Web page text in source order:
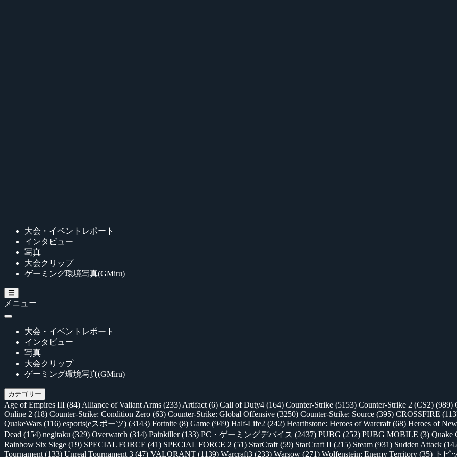
大会・イベントレポート
インタビュー
写真
大会クリップ
ゲーミング環境写真(GMiru)
メニュー
大会・イベントレポート
インタビュー
写真
大会クリップ
ゲーミング環境写真(GMiru)
カテゴリー
Age of Empires III (84) Alliance of Valiant Arms (233) Artifact (6) Call of Duty4 (164) Counter-Strike (5153) Counter-Strike 2 (CS2) (989)
Online 2 (18) Counter-Strike: Condition Zero (63) Counter-Strike: Global Offensive (3250) Counter-Strike: Source (395) CROSSFIRE
QuakeWars (116) esports(eスポーツ) (3143) Fortnite (8) Game (949) Half-Life2 (242) Hearthstone: Heroes of Warcraft (68) Heroes of
Dead (154) negitaku (329) Overwatch (314) Painkiller(133) PC・ゲーミングデバイス (2437) PUBG (252) PUBG MOBILE (3) Quake
Rainbow Six Siege (19) SPECIAL FORCE (41) SPECIAL FORCE 2 (51) StarCraft (59) StarCraft II (215) Steam (931) Sudden Attack
Tournament (133) Unreal Tournament 3 (47) VALORANT (1139) Warcraft3 (233) Warsow (271) Wolfenstein: Enemy Territory (35) トピ